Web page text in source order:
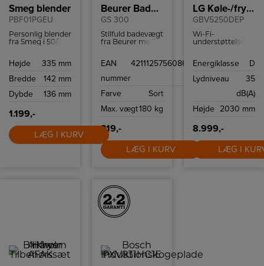
Smeg blender
PBF01PGEU
Personlig blender
fra Smeg i 50ér
to hastigheder.
Højde
335 mm
Bredde
142 mm
Dybde
136 mm
1.199,-
LÆG I KURV
Beurer Badevægt
GS 300
Stilfuld badevægt
fra Beurer med
silikoneoverflade
vægtkapacitet på
EAN
nummer
4211125756086
Farve
Sort
Max. vægt180 kg
319,-
LÆG I KURV
LG Køle-/fryseskab
GBV5250DEP
Wi-Fi-
understøttelse,
smartphone og
kan du fjernstyre
så dit kabinet er
behov.
Energiklasse
D
Lydniveau
35
dB(A)
Højde 2030 mm
8.999,-
LÆG I